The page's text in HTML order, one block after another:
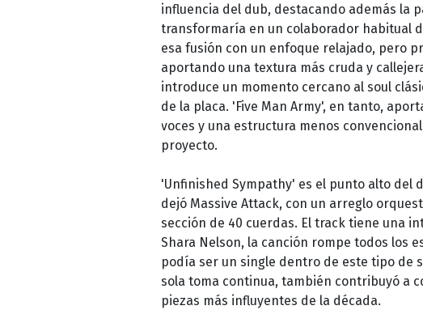
influencia del dub, destacando además la
transformaría en un colaborador habitual
esa fusión con un enfoque relajado, pero
aportando una textura más cruda y
introduce un momento cercano al soul
de la placa. 'Five Man Army', en tanto,
voces y una estructura menos
proyecto.
'Unfinished Sympathy' es el punto alto del
dejó Massive Attack, con un arreglo
sección de 40 cuerdas. El track tiene una
Shara Nelson, la canción rompe todos los
podía ser un single dentro de este tipo de
sola toma continua, también contribuyó a
piezas más influyentes de la década.